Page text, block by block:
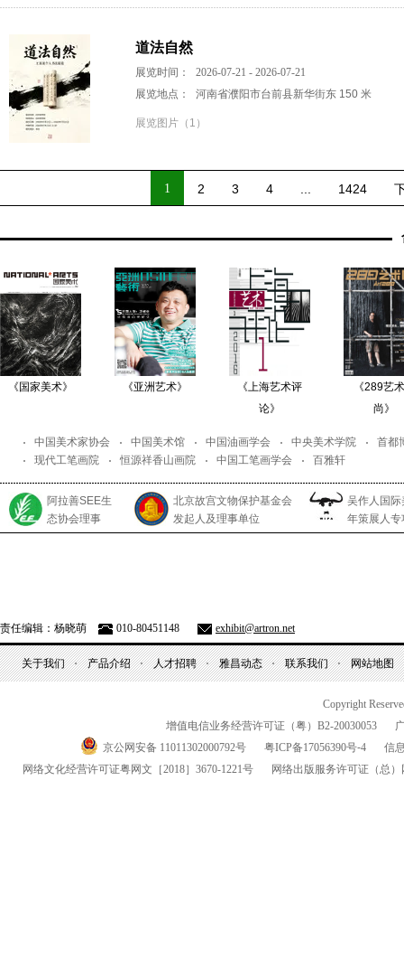
道法自然
展览时间：
2026-07-21 - 2026-07-21
展览地点：
河南省濮阳市台前县新华街东 150 米
展览图片（1）
1 2 3 4 1424
《国家美术》 《亚洲艺术》
《上海艺术评
论》
《289艺
尚》
中国美术家协会 中国美术馆 中国油画学会 中央美术学院
首都
现代工笔画院
恒源祥香山画院 中国工笔画学会 百雅轩
阿拉善SEE生
态协会理事
北京故宫文物保护基金会
发起人及理事单位
吴作人国
年策展人专
责任编辑：杨晓萌 010-80451148 exhibit@artron.net
关于我们 产品介绍 人才招聘 雅昌动态 联系我们 网站地图
Copyright
增值电信业务经营许可证（粤） B2-20030053
京公网安备 11011302000792号
粤ICP备17056390号-4
信
网络文化经营许可证粤网文 ［2018］3670-1221号 网络出版服务许可证 （总